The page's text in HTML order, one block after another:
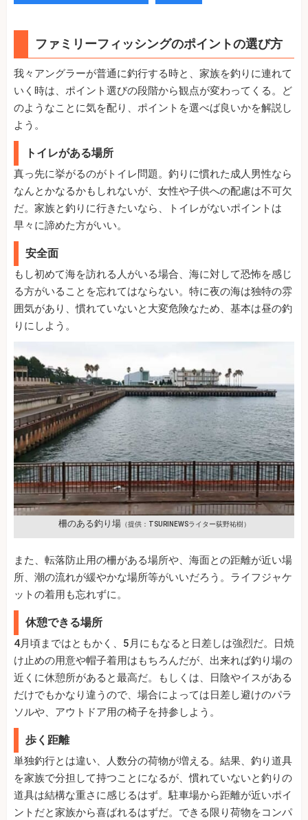
ファミリーフィッシングのポイントの選び方
我々アングラーが普通に釣行する時と、家族を釣りに連れて
いく時は、ポイント選びの段階から観点が変わってくる。ど
のようなことに気を配り、ポイントを選べば良いかを解説し
よう。
トイレがある場所
真っ先に挙がるのがトイレ問題。釣りに慣れた成人男性なら
なんとかなるかもしれないが、女性や子供への配慮は不可欠
だ。家族と釣りに行きたいなら、トイレがないポイントは
早々に諦めた方がいい。
安全面
もし初めて海を訪れる人がいる場合、海に対して恐怖を感じ
る方がいることを忘れてはならない。特に夜の海は独特の雰
囲気があり、慣れていないと大変危険なため、基本は昼の釣
りにしよう。
柵のある釣り場（提供：TSURINEWSライター荻野祐樹）
また、転落防止用の柵がある場所や、海面との距離が近い場
所、潮の流れが緩やかな場所等がいいだろう。ライフジャケ
ットの着用も忘れずに。
休憩できる場所
4月頃まではともかく、5月にもなると日差しは強烈だ。日焼
け止めの用意や帽子着用はもちろんだが、出来れば釣り場の
近くに休憩所があると最高だ。もしくは、日陰やイスがある
だけでもかなり違うので、場合によっては日差し避けのパラ
ソルや、アウトドア用の椅子を持参しよう。
歩く距離
単独釣行とは違い、人数分の荷物が増える。結果、釣り道具
を家族で分担して持つことになるが、慣れていないと釣りの
道具は結構な重さに感じるはず。駐車場から距離が近いポイ
ントだと家族から喜ばれるはずだ。できる限り荷物をコンパ